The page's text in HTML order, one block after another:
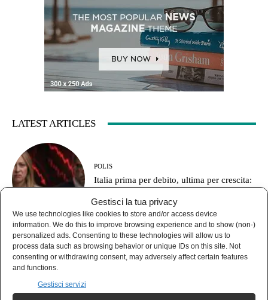
Gestisci la tua privacy
We use technologies like cookies to store and/or access device
information. We do this to improve browsing experience and to show (non-)
personalized ads. Consenting to these technologies will allow us to
process data such as browsing behavior or unique IDs on this site. Not
consenting or withdrawing consent, may adversely affect certain features
and functions.
Gestisci servizi
LATEST ARTICLES
POLIS
Italia prima per debito, ultima per crescita:
le armi prima degli stipendi